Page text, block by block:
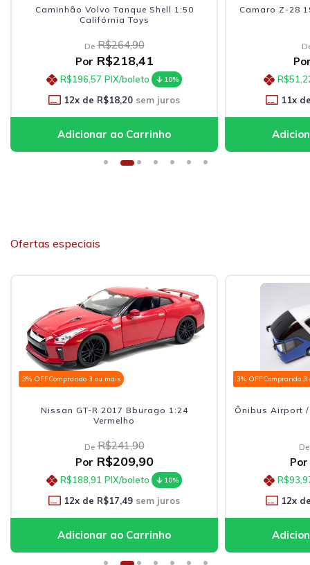
Caminhão Volvo Tanque Shell 1:50
Califórnia Toys
De R$264,90
Por R$218,41
R$196,57 PIX/boleto 10%
12x de R$18,20 sem juros
Camaro Z-28
11x
Ofertas especiais
3% OFFComprando 3 ou mais
Nissan GT-R 2017 Bburago 1:24
Vermelho
De R$241,90
Por R$209,90
R$188,91 PIX/boleto 10%
12x de R$17,49 sem juros
3% OFFComprando 3
Ônibus Airport /
De
Por
12x